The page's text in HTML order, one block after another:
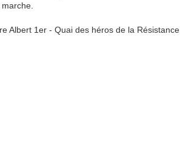
Albert 1er - Quai des héros de la